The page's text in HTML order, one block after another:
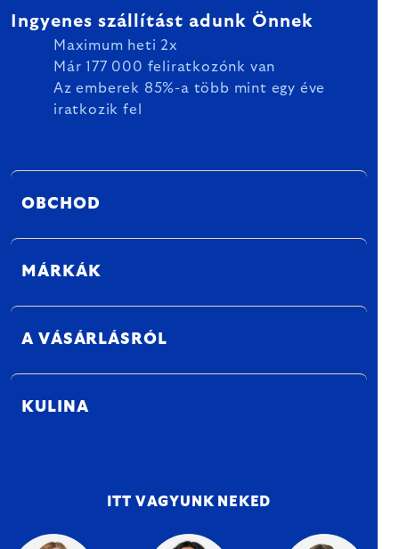
Ingyenes szállítást adunk Önnek
Maximum heti 2x
Már 177 000 feliratkozónk van
Az emberek 85%-a több mint egy éve
iratkozik fel
OBCHOD
MÁRKÁK
A VÁSÁRLÁSRÓL
KULINA
ITT VAGYUNK NEKED